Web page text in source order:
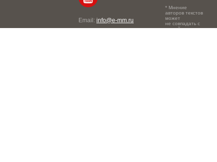
Email: info@e-mm.ru
* Мнение
авторов текстов
может
не совпадать с
точкой зрения